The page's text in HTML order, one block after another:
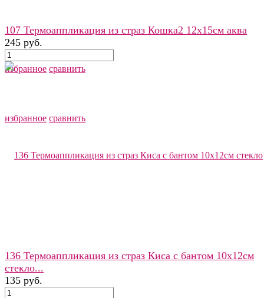
избранное сравнить
избранное сравнить
107 Термоаппликация из страз Кошка2 12х15см аква
245 руб.
136 Термоаппликация из страз Киса с бантом 10х12см
стекло...
135 руб.